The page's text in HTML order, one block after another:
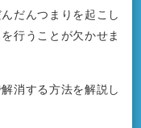
だんつまりを起こし
行うことが欠かせま
消する方法を解説し